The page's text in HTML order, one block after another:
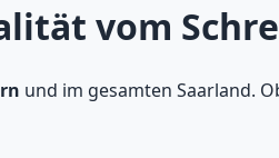
vom
und im gesamten Saarland.